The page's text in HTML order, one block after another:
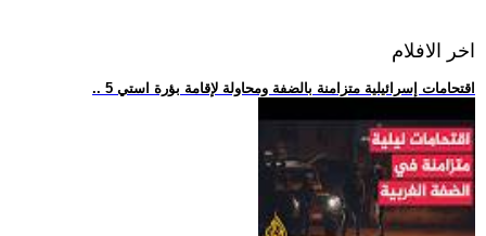
اخر الافلام
.. 5 اقتحامات إسرائيلية متزامنة بالضفة ومحاولة لإقامة بؤرة استي